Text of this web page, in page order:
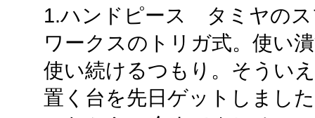
1.ハンドピース タミヤのス
ワークスのトリガ式。使い
使い続けるつもり。そうい
置く台を先日ゲットしまし